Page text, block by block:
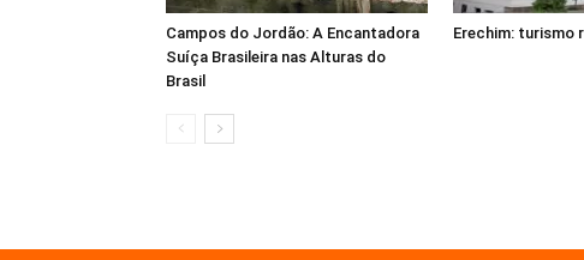
Campos do Jordão: A Encantadora
Suíça Brasileira nas Alturas do
Brasil
Erechim: turismo